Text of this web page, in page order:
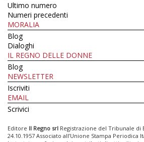
Ultimo numero
Numeri precedenti
MORALIA
Blog
Dialoghi
IL REGNO DELLE DONNE
Blog
NEWSLETTER
Iscriviti
EMAIL
Scrivici
Editore Il Regno srl Registrazione del Tribunale di
24.10.1957 Associato all’Unione Stampa Periodica